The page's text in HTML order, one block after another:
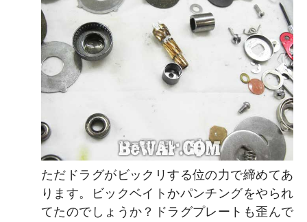
ただドラグがビックリする位の力で締めてあ
ります。ビックベイトかパンチングをやられ
てたのでしょうか？ドラグプレートも歪んで